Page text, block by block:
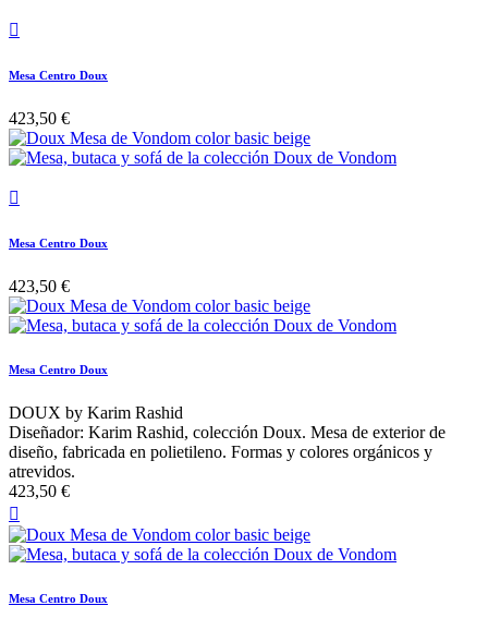

Mesa Centro Doux
423,50 €

Mesa Centro Doux
423,50 €
Mesa Centro Doux
DOUX by Karim Rashid
Diseñador: Karim Rashid, colección Doux. Mesa de exterior de
diseño, fabricada en polietileno. Formas y colores orgánicos y
atrevidos.
423,50 €

Mesa Centro Doux